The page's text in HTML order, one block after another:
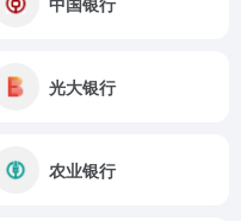
光大银行
农业银行